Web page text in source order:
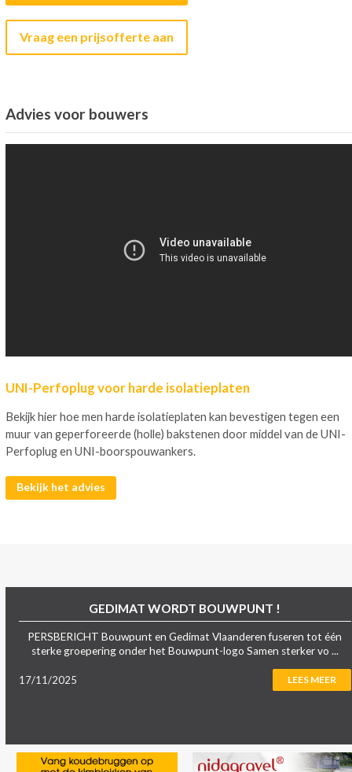
Vraag een prijsofferte aan
Advies voor bouwers
UNI-Perfoplug voor harde isolatieplaten
Bekijk hier hoe men harde isolatieplaten kan bevestigen tegen een
muur van geperforeerde (holle) bakstenen door middel van de UNI-
Perfoplug en UNI-boorspouwankers.
Bekijk het advies
GEDIMAT WORDT BOUWPUNT !
PERSBERICHT Bouwpunt en Gedimat Vlaanderen fuseren tot één
sterke groepering onder het Bouwpunt-logo Samen sterker vo ...
17/11/2025 LEES MEER